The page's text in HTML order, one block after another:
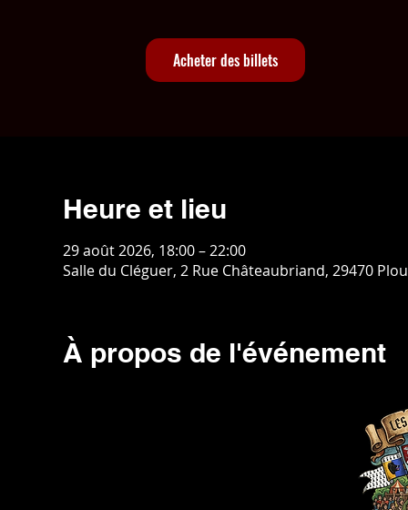
Acheter des billets
Heure et lieu
29 août 2026, 18:00 – 22:00
Salle du Cléguer, 2 Rue Châteaubriand, 29470
À propos de l'événement